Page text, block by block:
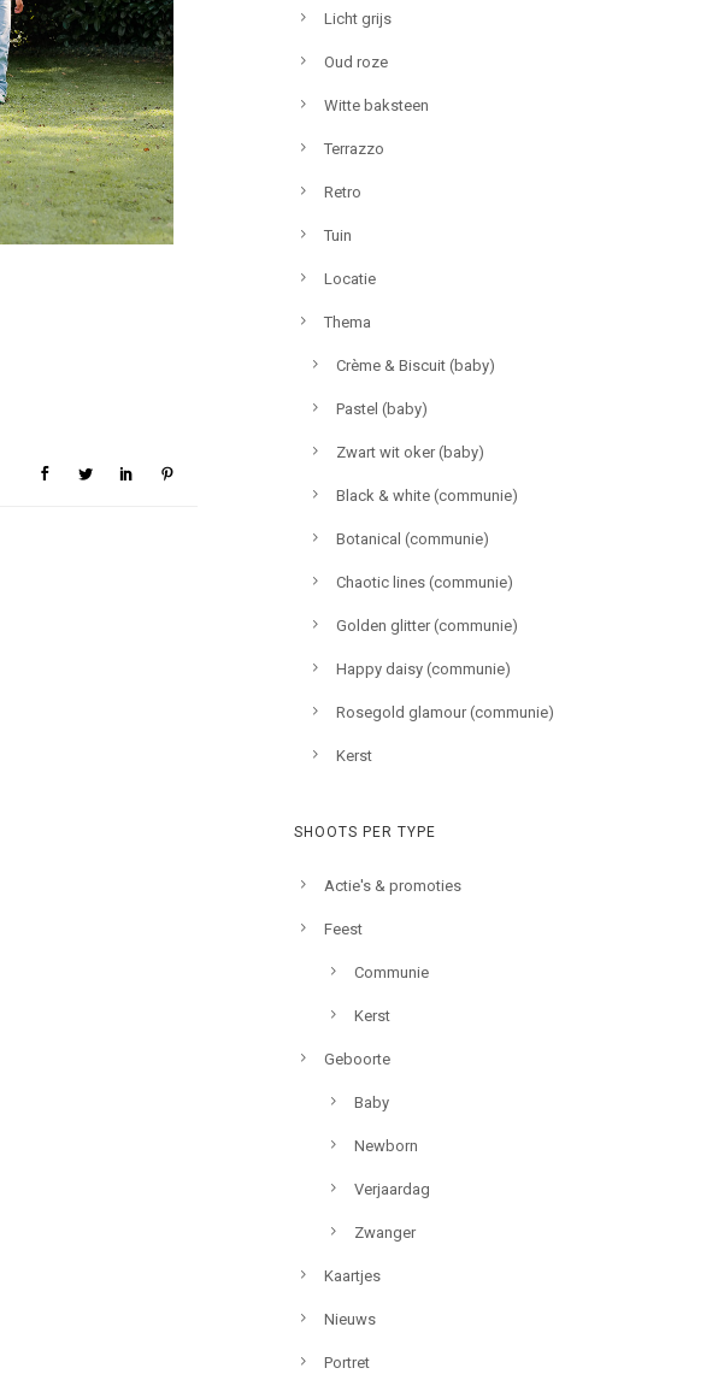
Licht grijs
Oud roze
Witte baksteen
Terrazzo
Retro
Tuin
Locatie
Thema
Crème & Biscuit (baby)
Pastel (baby)
Zwart wit oker (baby)
Black & white (communie)
Botanical (communie)
Chaotic lines (communie)
Golden glitter (communie)
Happy daisy (communie)
Rosegold glamour (communie)
Kerst
SHOOTS PER TYPE
Actie's & promoties
Feest
Communie
Kerst
Geboorte
Baby
Newborn
Verjaardag
Zwanger
Kaartjes
Nieuws
Portret